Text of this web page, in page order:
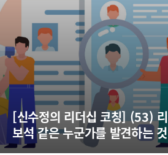
[신수정의 리더십 코칭] (53)
보석 같은 누군가를 발견하는 것